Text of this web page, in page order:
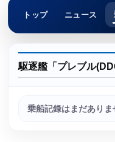
トップ ニュース
駆逐艦「プレブル
乗船記録はまだありま